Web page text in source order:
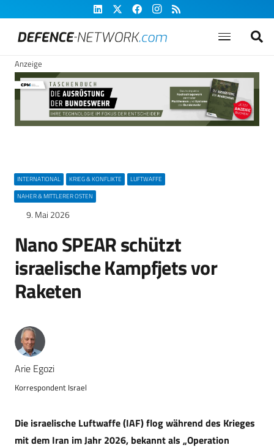
Anzeige
INTERNATIONAL KRIEG & KONFLIKTE
LUFTWAFFE
NAHER & MITTLERER OSTEN
9. Mai 2026
Nano SPEAR schützt
israelische Kampfjets vor
Raketen
Arie Egozi
Korrespondent Israel
Die israelische Luftwaffe (IAF) flog während des Krieges
mit dem Iran im Jahr 2026, bekannt als „Operation